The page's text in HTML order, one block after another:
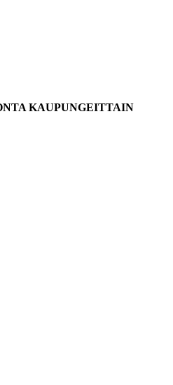
KAUPUNGEITTAIN